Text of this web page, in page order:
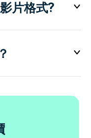
片格式?